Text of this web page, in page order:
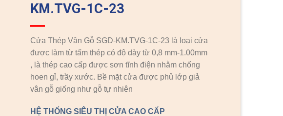
KM.TVG-1C-23
Cửa Thép Vân Gỗ SGD-KM.TVG-1C-23 là loại cửa
được làm từ tấm thép có độ dày từ 0,8 mm-1.00mm
, là thép cao cấp được sơn tĩnh điện nhằm chống
hoen gỉ, trầy xước. Bề mặt cửa được phủ lớp giả
vân gỗ giống như gỗ tự nhiên
HỆ THỐNG SIÊU THỊ CỬA CAO CẤP